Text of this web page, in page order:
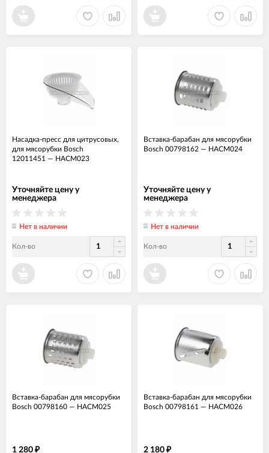
Насадка-пресс для цитрусовых,
для мясорубки Bosch
12011451 — НАСМ023
Уточняйте цену у
менеджера
Нет в наличии
Кол-во
Вставка-барабан для мясорубки
Bosch 00798162 — НАСМ024
Уточняйте цену у
менеджера
Нет в наличии
Кол-во
Вставка-барабан для мясорубки
Bosch 00798160 — НАСМ025
1 280 ₽
Вставка-барабан для мясорубки
Bosch 00798161 — НАСМ026
2 180 ₽